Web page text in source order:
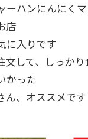
ーハンにんにく
店
に入りです
文して、しっか
かった
ん、オススメです